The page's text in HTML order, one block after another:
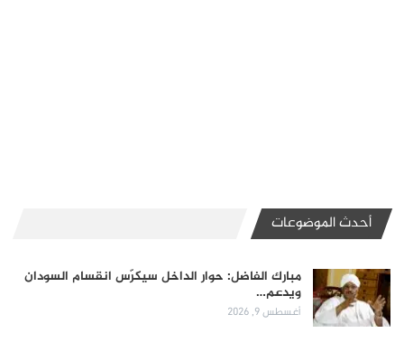
أحدث الموضوعات
مبارك الفاضل: حوار الداخل سيكرّس انقسام السودان
ويدعم…
أغسطس 9, 2026